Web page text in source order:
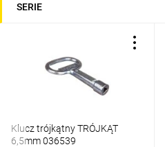
SERIE
Klucz trójkątny TRÓJKĄT
6,5mm 036539